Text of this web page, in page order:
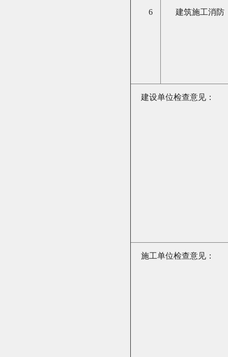
6 建筑施工消防
建设单位检查意见：
施工单位检查意见：